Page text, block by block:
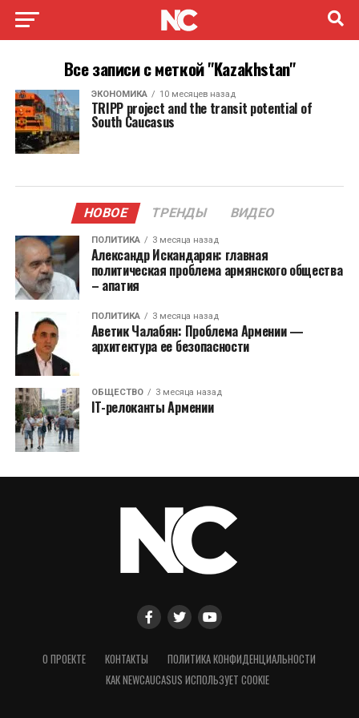
Все записи с меткой "Kazakhstan"
ЭКОНОМИКА 10 месяцев назад
TRIPP project and the transit potential of
South Caucasus
НОВОЕ ТРЕНДЫ ВИДЕО
ПОЛИТИКА 3 месяца назад
Александр Искандарян: главная
политическая проблема армянского общества
– апатия
ПОЛИТИКА 3 месяца назад
Аветик Чалабян: Проблема Армении —
архитектура ее безопасности
ОБЩЕСТВО 3 месяца назад
IT-релоканты Армении
О ПРОЕКТЕ КОНТАКТЫ
ПОЛИТИКА КОНФИДЕНЦИАЛЬНОСТИ
КАК NEWCAUCASUS ИСПОЛЬЗУЕТ COOKIE